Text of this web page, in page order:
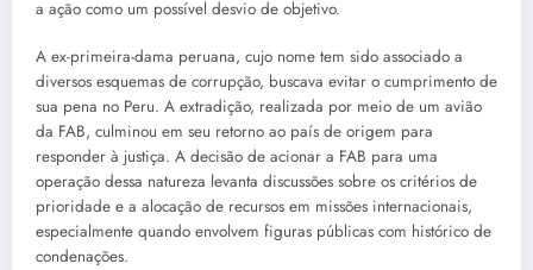
a ação como um possível desvio de objetivo.
A ex-primeira-dama peruana, cujo nome tem sido associado a
diversos esquemas de corrupção, buscava evitar o cumprimento de
sua pena no Peru. A extradição, realizada por meio de um avião
da FAB, culminou em seu retorno ao país de origem para
responder à justiça. A decisão de acionar a FAB para uma
operação dessa natureza levanta discussões sobre os critérios de
prioridade e a alocação de recursos em missões internacionais,
especialmente quando envolvem figuras públicas com histórico de
condenações.